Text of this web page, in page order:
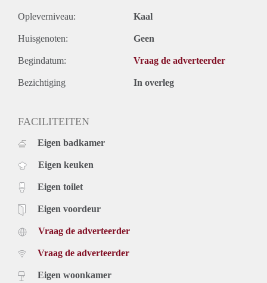
Opleverniveau: Kaal
Huisgenoten: Geen
Begindatum: Vraag de adverteerder
Bezichtiging In overleg
FACILITEITEN
Eigen badkamer
Eigen keuken
Eigen toilet
Eigen voordeur
Vraag de adverteerder
Vraag de adverteerder
Eigen woonkamer